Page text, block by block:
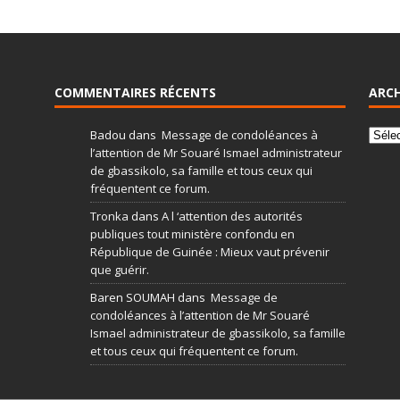
COMMENTAIRES RÉCENTS
Badou dans Message de condoléances à
l’attention de Mr Souaré Ismael administrateur
de gbassikolo, sa famille et tous ceux qui
fréquentent ce forum.
Tronka dans A l ‘attention des autorités
publiques tout ministère confondu en
République de Guinée : Mieux vaut prévenir
que guérir.
Baren SOUMAH dans Message de
condoléances à l’attention de Mr Souaré
Ismael administrateur de gbassikolo, sa famille
et tous ceux qui fréquentent ce forum.